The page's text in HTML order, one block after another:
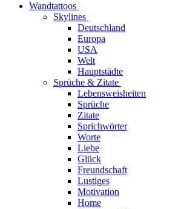
Wandtattoos
Skylines
Deutschland
Europa
USA
Welt
Hauptstädte
Sprüche & Zitate
Lebensweisheiten
Sprüche
Zitate
Sprichwörter
Worte
Liebe
Glück
Freundschaft
Lustiges
Motivation
Home